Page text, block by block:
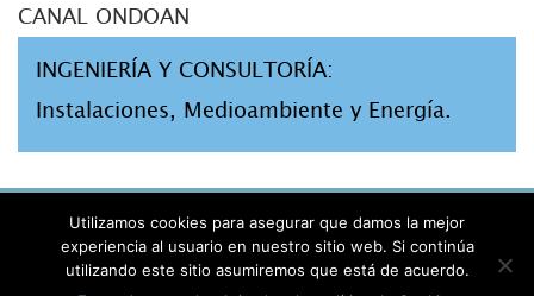
CANAL ONDOAN
INGENIERÍA Y CONSULTORÍA:
Instalaciones, Medioambiente y Energía.
PRIVACIDAD
POLÍTICA DE COOKIES
Utilizamos cookies para asegurar que damos la mejor
experiencia al usuario en nuestro sitio web. Si continúa
utilizando este sitio asumiremos que está de acuerdo.